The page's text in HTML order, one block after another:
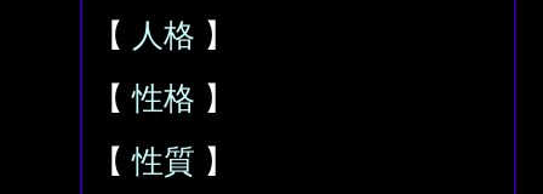
【 人格 】
【性格 】
【性質 】